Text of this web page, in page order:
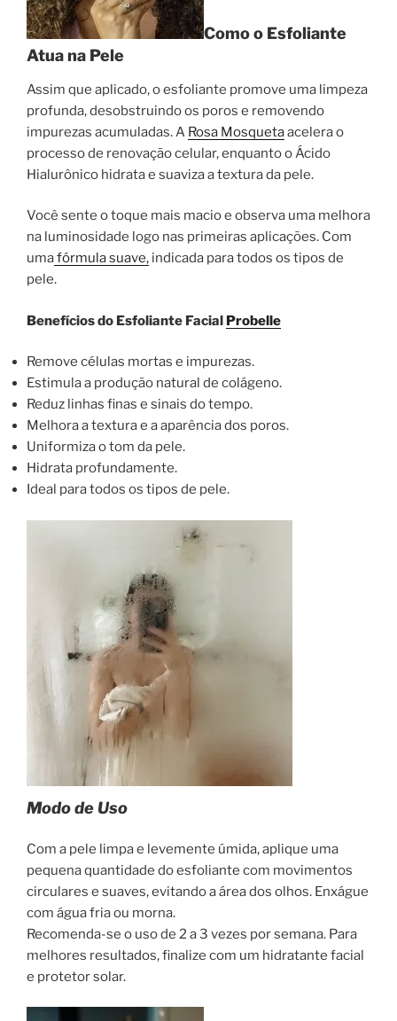
Como o Esfoliante
Atua na Pele
Assim que aplicado, o esfoliante promove uma limpeza
profunda, desobstruindo os poros e removendo
impurezas acumuladas. A Rosa Mosquetaacelera o
processo de renovação celular, enquanto o Ácido
Hialurônico hidrata e suaviza a textura da pele.
Você sente o toque mais macio e observa uma melhora
na luminosidade logo nas primeiras aplicações. Com
umafórmula suave, indicada para todos os tipos de
pele.
Benefícios do Esfoliante Facial Probelle
Remove células mortas e impurezas.
Estimula a produção natural de colágeno.
Reduz linhas finas e sinais do tempo.
Melhora a textura e a aparência dos poros.
Uniformiza o tom da pele.
Hidrata profundamente.
Ideal para todos os tipos de pele.
Modo de Uso
Com a pele limpa e levemente úmida, aplique uma
pequena quantidade do esfoliante com movimentos
circulares e suaves, evitando a área dos olhos. Enxágue
com água fria ou morna.
Recomenda-se o uso de 2 a 3 vezes por semana. Para
melhores resultados, finalize com um hidratante facial
e protetor solar.